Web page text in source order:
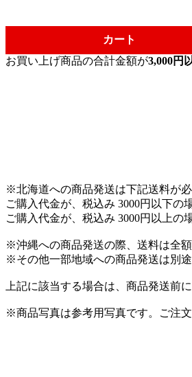
カート
お買い上げ商品の合計金額が3,000円
※北海道への商品発送は下記送料が必
ご購入代金が、税込み 3000円以下の
ご購入代金が、税込み 3000円以上の
※沖縄への商品発送の際、送料は全額
※その他一部地域への商品発送は別
上記に該当する場合は、商品発送前
※商品写真は参考用写真です。ご注